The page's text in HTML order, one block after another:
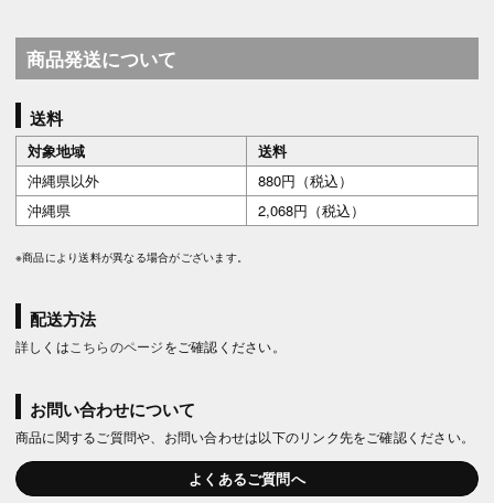
商品発送について
送料
対象地域
送料
沖縄県以外
880円（税込）
沖縄県
2,068円（税込）
※商品により送料が異なる場合がございます。
配送方法
詳しくは こちらのページをご確認ください。
お問い合わせについて
商品に関するご質問や、お問い合わせは以下のリンク先をご確認ください。
よくあるご質問へ